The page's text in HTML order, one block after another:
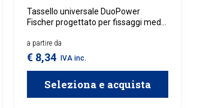
Tassello universale DuoPower
Fischer progettato per fissaggi medi
due materiali per adattarsi
automaticamente al tipo di supporto,
offrendo una tenuta ottimale su
a partire da
€ 8,34 IVA inc.
Seleziona e acquista